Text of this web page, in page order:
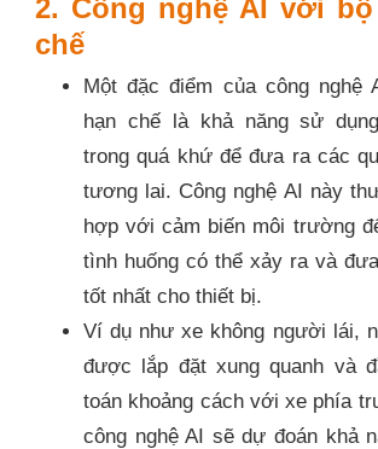
2. Công nghệ AI với
chế
Một đặc điểm của công nghệ
hạn chế là khả năng sử
trong quá khứ để đưa ra các
tương lai. Công nghệ AI này
hợp với cảm biến môi trường
tình huống có thể xảy ra và
tốt nhất cho thiết bị.
Ví dụ như xe không người lái,
được lắp đặt xung quanh và
toán khoảng cách với xe phía
công nghệ AI sẽ dự đoán khả